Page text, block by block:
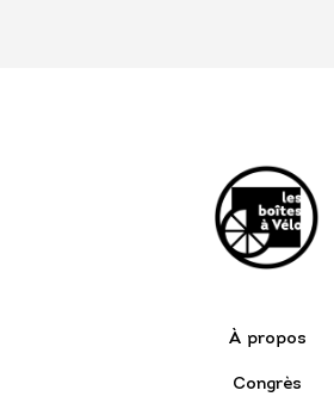
À propos
Congrès